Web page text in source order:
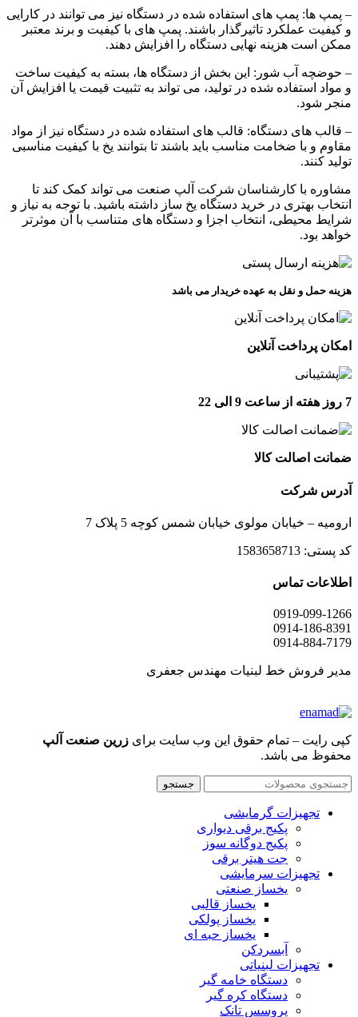
– پمپ ها: پمپ های استفاده شده در دستگاه نیز می‌ توانند در کارایی
و کیفیت عملکرد تاثیرگذار باشند. پمپ های با کیفیت و برند معتبر
ممکن است هزینه نهایی دستگاه را افزایش دهند.
– حوضچه آب شور: این بخش از دستگاه ها، بسته به کیفیت ساخت
و مواد استفاده شده در تولید، می‌ تواند به تثبیت قیمت یا افزایش آن
منجر شود.
– قالب های دستگاه: قالب های استفاده شده در دستگاه نیز از مواد
مقاوم و با ضخامت مناسب باید باشند تا بتوانند یخ با کیفیت مناسبی
تولید کنند.
مشاوره با کارشناسان شرکت آلپ صنعت می‌ تواند کمک کند تا
انتخاب بهتری در خرید دستگاه یخ ساز داشته باشید. با توجه به نیاز و
شرایط محیطی، انتخاب اجزا و دستگاه های متناسب با آن موثرتر
خواهد بود.
هزینه حمل و نقل به عهده خریدار می باشد
امکان پرداخت آنلاین
7 روز هفته از ساعت 9 الی 22
ضمانت اصالت کالا
آدرس شرکت
ارومیه – خیابان مولوی خیابان شمس کوچه 5 پلاک 7
کد پستی: 1583658713
اطلاعات تماس
0919-099-1266
0914-186-8391
0914-884-7179
مدیر فروش خط لبنیات مهندس جعفری
کپی رایت – تمام حقوق این وب سایت برای زرین صنعت آلپ
محفوظ می باشد.
جستجو
تجهیزات گرمایشی
پکیج برقی دیواری
پکیج دوگانه سوز
جت هیتر برقی
تجهیزات سرمایشی
یخساز صنعتی
یخساز قالبی
یخساز پولکی
یخساز حبه ای
آبسردکن
تجهیزات لبنیاتی
دستگاه خامه گیر
دستگاه کره گیر
پروسس تانک